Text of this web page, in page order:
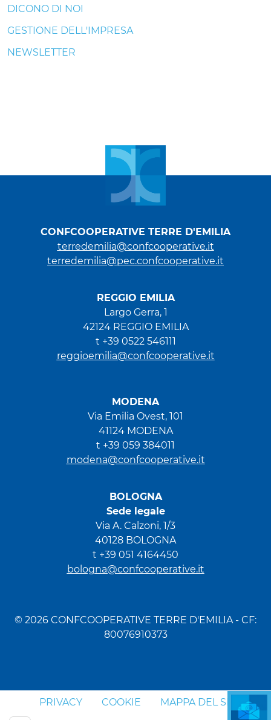
DICONO DI NOI
GESTIONE DELL'IMPRESA
NEWSLETTER
CONFCOOPERATIVE TERRE D'EMILIA
terredemilia@confcooperative.it
terredemilia@pec.confcooperative.it
REGGIO EMILIA
Largo Gerra, 1
42124 REGGIO EMILIA
t +39 0522 546111
reggioemilia@confcooperative.it
MODENA
Via Emilia Ovest, 101
41124 MODENA
t +39 059 384011
modena@confcooperative.it
BOLOGNA
Sede legale
Via A. Calzoni, 1/3
40128 BOLOGNA
t +39 051 4164450
bologna@confcooperative.it
© 2026 CONFCOOPERATIVE TERRE D'EMILIA - CF:
80076910373
PRIVACY COOKIE MAPPA DEL SITO